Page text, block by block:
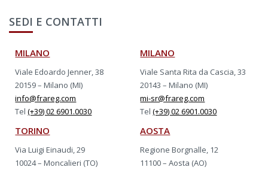
SEDI E CONTATTI
MILANO
Viale Edoardo Jenner, 38
20159 – Milano (MI)
info@frareg.com
Tel(+39) 02 6901.0030
MILANO
Viale Santa Rita da Cascia, 33
20143 – Milano (MI)
mi-sr@frareg.com
Tel(+39) 02 6901.0030
TORINO
Via Luigi Einaudi, 29
10024 – Moncalieri (TO)
AOSTA
Regione Borgnalle, 12
11100 – Aosta (AO)